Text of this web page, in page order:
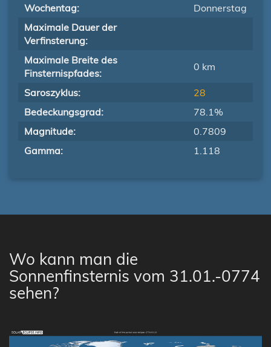
Wochentag:
Donnerstag
Maximale Dauer der
Verfinsterung:
Maximale Breite des
Finsternispfades:
0 km
Saroszyklus:
28
Bedeckungsgrad:
78.1%
Magnitude:
0.7809
Gamma:
1.118
Wo kann man die
Sonnenfinsternis vom 31.01.-0774
sehen?